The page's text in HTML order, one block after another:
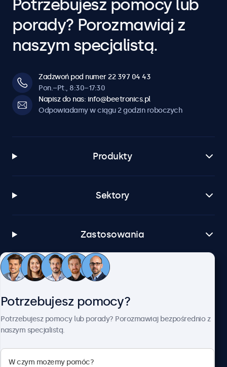
Potrzebujesz pomocy lub
porady? Porozmawiaj z
naszym specjalistą.
Zadzwoń pod numer 22 397 04 43
Pon.–Pt., 8:30–17:30
Napisz do nas: info@beetronics.pl
Odpowiadamy w ciągu 2 godzin roboczych
Produkty
Sektory
Zastosowania
Obsługa klienta
Potrzebujesz pomocy?
Potrzebujesz pomocy lub porady? Porozmawiaj bezpośrednio z
naszym specjalistą.